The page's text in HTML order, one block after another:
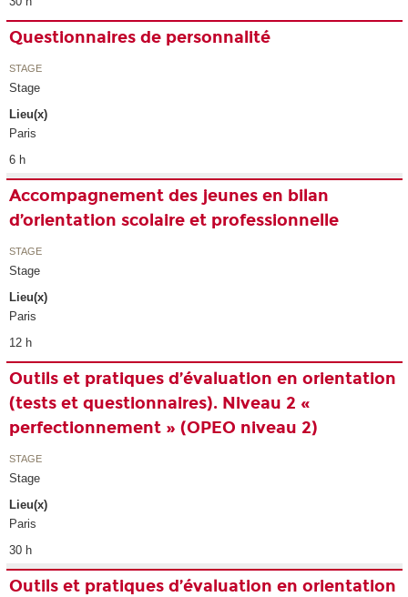
Questionnaires de personnalité
STAGE
Stage
Lieu(x)
Paris
6 h
Accompagnement des jeunes en bilan
d’orientation scolaire et professionnelle
STAGE
Stage
Lieu(x)
Paris
12 h
Outils et pratiques d’évaluation en orientation
(tests et questionnaires). Niveau 2 «
perfectionnement » (OPEO niveau 2)
STAGE
Stage
Lieu(x)
Paris
30 h
Outils et pratiques d’évaluation en orientation